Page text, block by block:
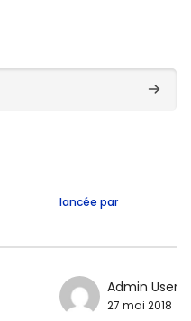
lancée par
Admin User
27 mai 2018